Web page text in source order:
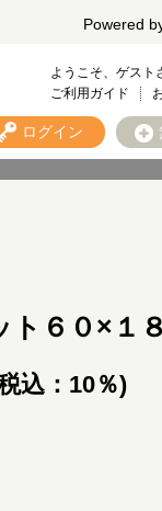
Powered
ようこそ、ゲスト
ご利用ガイド
ログイン
６０×１
込：10％)